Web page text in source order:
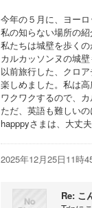
今年の５月に、ヨーロ
私の知らない場所の紹
私たちは城壁を歩くの
カルカッソンヌの城
以前旅行した、クロ
楽しめました。私は
ワクワクするので、
ただ、英語も難しい
happpyさまは、大丈
2025年12月25日11時
Re: こ